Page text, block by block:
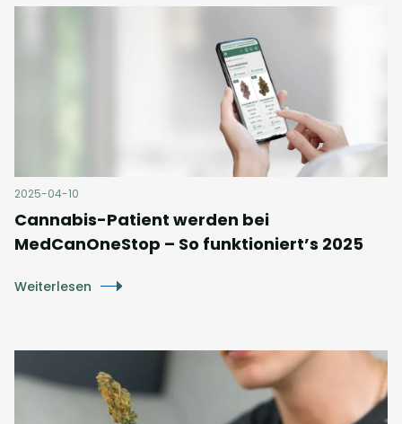
2025-04-10
Cannabis-Patient werden bei
MedCanOneStop – So funktioniert’s 2025
Weiterlesen